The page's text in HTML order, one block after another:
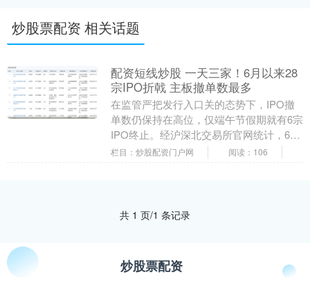
炒股票配资 相关话题
配资短线炒股 一天三家！6月以来28
宗IPO折戟 主板撤单数最多
在监管严把发行入口关的态势下，IPO撤
单数仍保持在高位，仅端午节假期就有6宗
IPO终止。经沪深北交易所官网统计，6月
以来，截至6月10日，IPO市场共有28宗
栏目：炒股配资门户网 阅读：106
共 1 页/1 条记录
炒股票配资